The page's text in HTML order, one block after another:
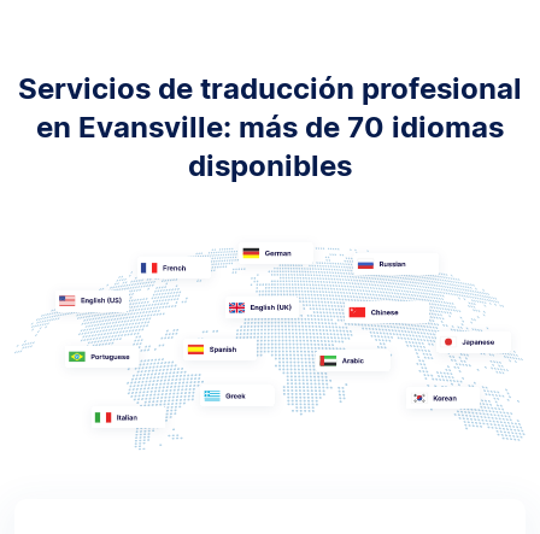
Servicios de traducción profesional
en Evansville: más de 70 idiomas
disponibles